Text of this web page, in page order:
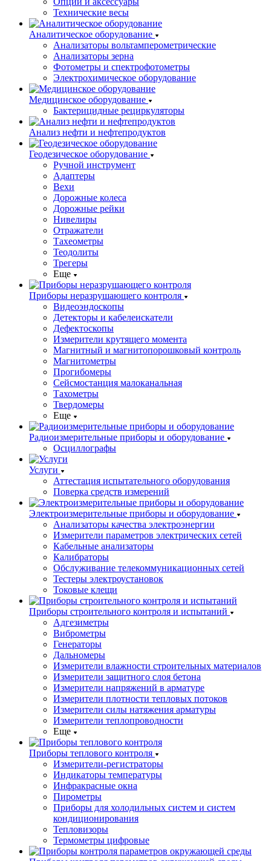
Технические весы
Аналитическое оборудование
Анализаторы вольтамперометрические
Анализаторы зерна
Фотометры и спектрофотометры
Электрохимическое оборудование
Медицинское оборудование
Бактерицидные рециркуляторы
Анализ нефти и нефтепродуктов
Геодезическое оборудование
Ручной инструмент
Адаптеры
Вехи
Дорожные колеса
Дорожные рейки
Нивелиры
Отражатели
Тахеометры
Теодолиты
Трегеры
Еще
Приборы неразрушающего контроля
Видеоэндоскопы
Детекторы и кабелеискатели
Дефектоскопы
Измерители крутящего момента
Магнитный и магнитопорошковый контроль
Магнитометры
Прогибомеры
Сейсмостанция малоканальная
Тахометры
Твердомеры
Еще
Радиоизмерительные приборы и оборудование
Осциллографы
Услуги
Аттестация испытательного оборудования
Поверка средств измерений
Электроизмерительные приборы и оборудование
Анализаторы качества электроэнергии
Измерители параметров электрических сетей
Кабельные анализаторы
Калибраторы
Обслуживание телекоммуникационных сетей
Тестеры электроустановок
Токовые клещи
Приборы строительного контроля и испытаний
Адгезиметры
Виброметры
Генераторы
Дальномеры
Измерители влажности строительных материалов
Измерители защитного слоя бетона
Измерители напряжений в арматуре
Измерители плотности тепловых потоков
Измерители силы натяжения арматуры
Измерители теплопроводности
Еще
Приборы теплового контроля
Измерители-регистраторы
Индикаторы температуры
Инфракрасные окна
Пирометры
Приборы для холодильных систем и систем
кондиционирования
Тепловизоры
Термометры цифровые